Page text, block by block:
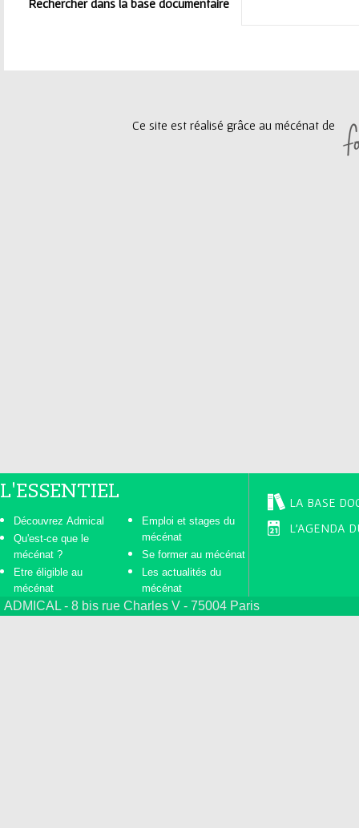
Rechercher dans la base documentaire
Ce site est réalisé grâce au mécénat de
L'ESSENTIEL
Découvrez Admical
Qu'est-ce que le
mécénat ?
Etre éligible au
mécénat
Emploi et stages du
mécénat
Se former au mécénat
Les actualités du
mécénat
LA BASE
L'AGENDA
ADMICAL - 8 bis rue Charles V - 75004 Paris